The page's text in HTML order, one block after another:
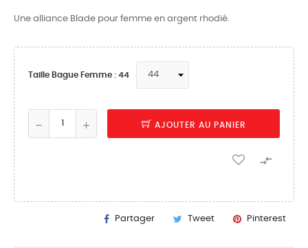
Une alliance Blade pour femme en argent rhodié.
Taille Bague Femme : 44
AJOUTER AU PANIER

Partager Tweet Pinterest